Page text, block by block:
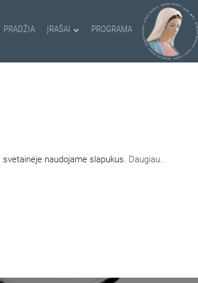
PRADŽIA ĮRAŠAI PROGRAMA
naudojame slapukus. Daugiau..